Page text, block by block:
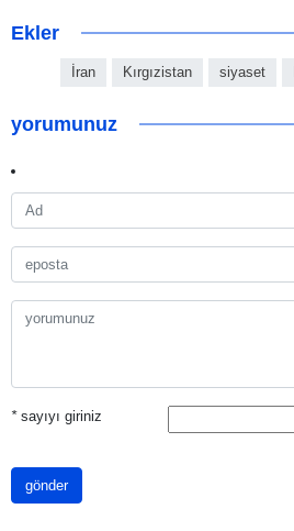
Ekler
İran Kırgızistan siyaset
yorumunuz
*sayıyı giriniz
gönder